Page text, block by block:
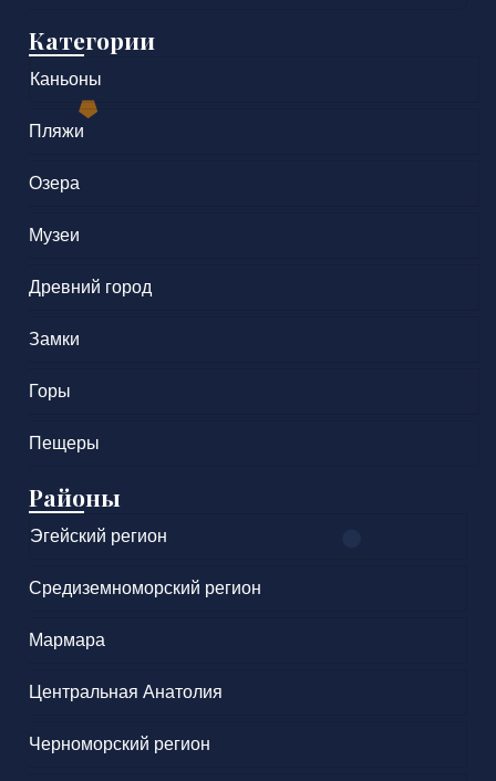
Категории
Каньоны
Пляжи
Озера
Музеи
Древний город
Замки
Горы
Пещеры
Районы
Эгейский регион
Средиземноморский регион
Мармара
Центральная Анатолия
Черноморский регион